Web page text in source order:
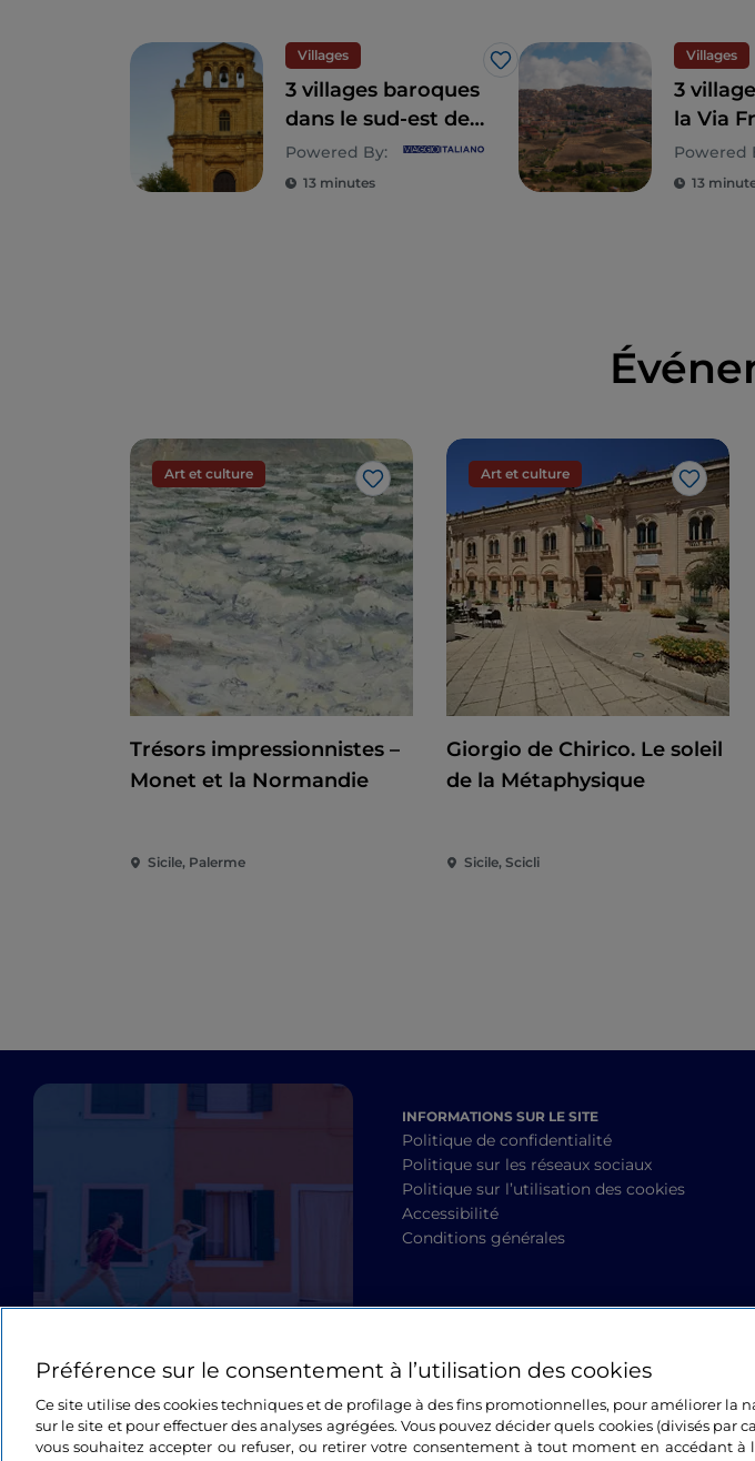
Villages
J’aime
3 villages baroques
dans le sud-est de
la Sicile
Powered By:
13 minutes
Villages
3
la Via
en
Powered
13
Art et culture
J’aime
Trésors impressionnistes –
Monet et la Normandie
Sicile, Palerme
Art et culture
J’aime
Giorgio de Chirico. Le soleil
de la Métaphysique
Sicile, Scicli
INFORMATIONS SUR LE SITE
Politique de confidentialité
Politique sur les réseaux sociaux
Politique sur l’utilisation des cookies
Accessibilité
Conditions générales
Préférence sur le consentement à l’utilisation des cookies
Ce site utilise des cookies techniques et de profilage à des fins promotionnelles, pour améliorer la
sur le site et pour effectuer des analyses agrégées. Vous pouvez décider quels cookies (divisés par
vous souhaitez accepter ou refuser, ou retirer votre consentement à tout moment en accédant à